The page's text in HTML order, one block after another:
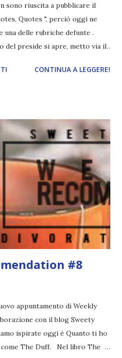
sono riuscita a pubblicare il
Quotes ", perciò oggi ne
delle rubriche defunte .
del preside si apre, metto via il
nella classe del
come alzarsi per
stanno attaccate. Il cuore
una ragazza prima di
per uscire e raggiungerla.
Rachel, Rachel. E' una poesia.
d'amore, una canzone che
Rachel. Rachel. Rachel.
CONTINUA A LEGGERE!
#8
appuntamento di Weekly
con il blog Sweety
ispirate oggi è Quanto ti ho
come The Duff. Nel libro The